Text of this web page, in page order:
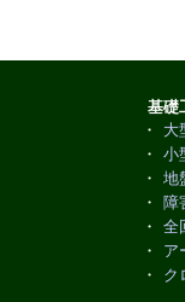
基礎
・
大
・ 小
・ 地
・ 障
・ 全
・
ア
・
ク